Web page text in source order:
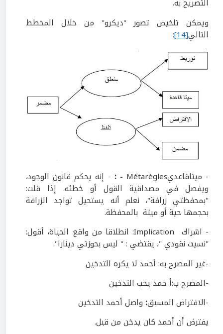
التصريح به.
ويمكن تلخيص تصور "ديكرو" من خلال المخطط
التالي[14]
:
- ميتاقاعديMétarègles -
: - إنه يحكم قانون الوجود،
ويفصل في مصداقية القول أو خطئه. إذا قلت:
"بمحفظتي زرافة"، نعلم أنه يستحيل تواجد الزرافة
بحجمها حية أو ميتة بالمحفظة.
- اشراك Implication: انطلاقا من واقع الحياة، أقول:
"نسيت نقودي "، يقتضي : " ليس بحوزتي دينارا".
-غير المصرح به: أحمد لا يكره التدخين
-المصرح ب:أ حمد يحب التدخين
-الافتراض المسبق: واصل أحمد التدخين
يفترض أن أحمد كان يدخن من قبل.